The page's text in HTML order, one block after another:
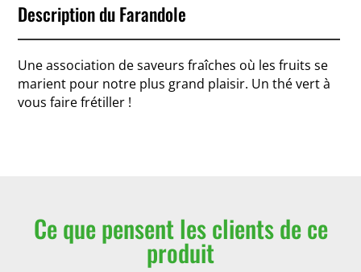
Description du Farandole
Une association de saveurs fraîches où les fruits se
marient pour notre plus grand plaisir. Un thé vert à
vous faire frétiller !
Ce que pensent les clients de ce
produit